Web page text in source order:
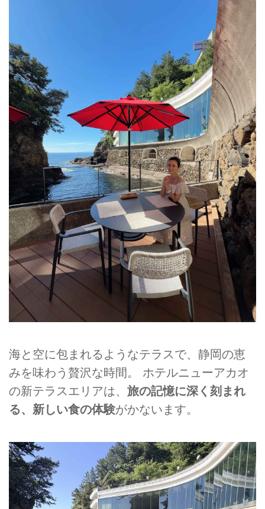
海と空に包まれるようなテラスで、静岡の恵
みを味わう贅沢な時間。 ホテルニューアカオ
の新テラスエリアは、 旅の記憶に深く刻まれ
る、新しい食の体験がかないます。